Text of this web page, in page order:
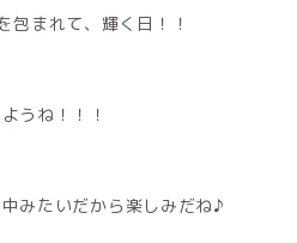
包まれて、輝く日！！
うね！！！
みたいだから楽しみだね♪